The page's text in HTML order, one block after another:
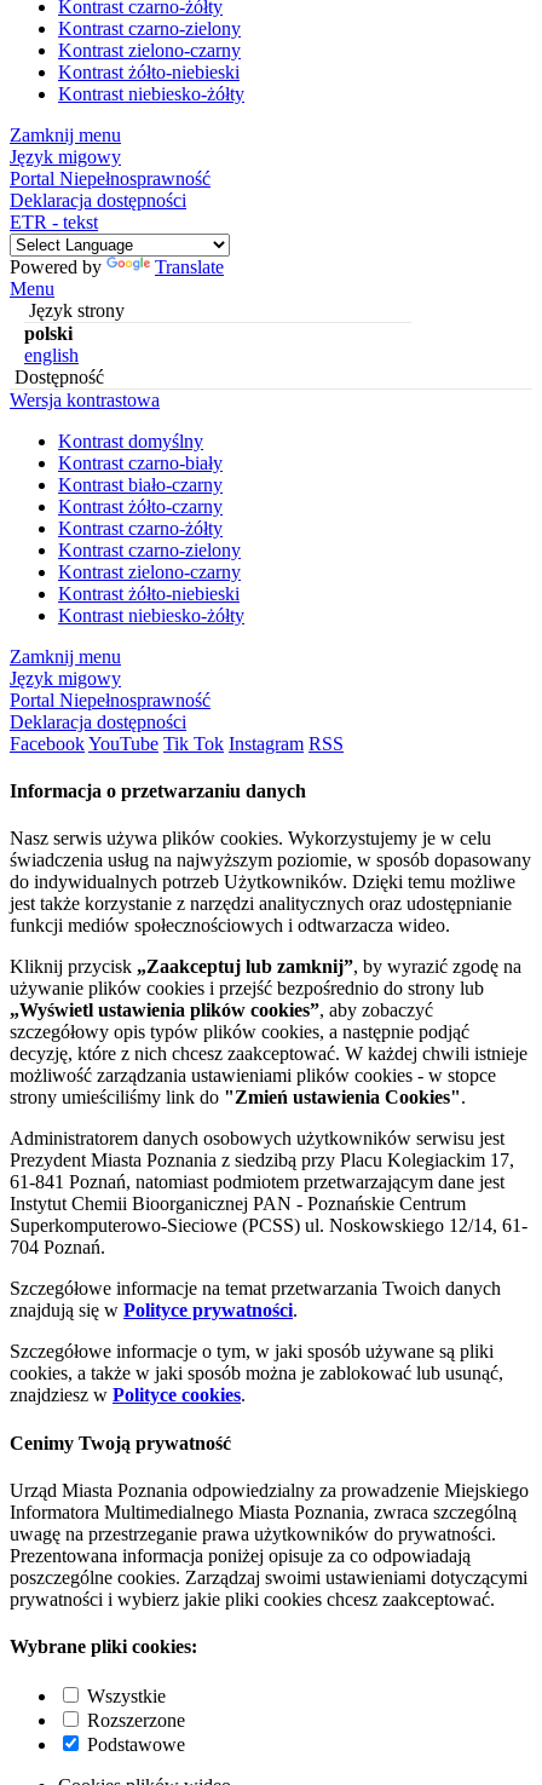
Kontrast czarno-żółty
Kontrast czarno-zielony
Kontrast zielono-czarny
Kontrast żółto-niebieski
Kontrast niebiesko-żółty
Zamknij menu
Język migowy
Portal Niepełnosprawność
Deklaracja dostępności
ETR - tekst
Powered by
Translate
Menu
Język strony
polski
english
Dostępność
Wersja kontrastowa
Kontrast domyślny
Kontrast czarno-biały
Kontrast biało-czarny
Kontrast żółto-czarny
Kontrast czarno-żółty
Kontrast czarno-zielony
Kontrast zielono-czarny
Kontrast żółto-niebieski
Kontrast niebiesko-żółty
Zamknij menu
Język migowy
Portal Niepełnosprawność
Deklaracja dostępności
FacebookYouTube Tik Tok Instagram RSS
Informacja o przetwarzaniu danych
Nasz serwis używa plików cookies. Wykorzystujemy je w celu
świadczenia usług na najwyższym poziomie, w sposób dopasowany
do indywidualnych potrzeb Użytkowników. Dzięki temu możliwe
jest także korzystanie z narzędzi analitycznych oraz udostępnianie
funkcji mediów społecznościowych i odtwarzacza wideo.
Kliknij przycisk „Zaakceptuj lub zamknij”, by wyrazić zgodę na
używanie plików cookies i przejść bezpośrednio do strony lub
„Wyświetl ustawienia plików cookies”, aby zobaczyć
szczegółowy opis typów plików cookies, a następnie podjąć
decyzję, które z nich chcesz zaakceptować. W każdej chwili istnieje
możliwość zarządzania ustawieniami plików cookies - w stopce
strony umieściliśmy link do "Zmień ustawienia Cookies".
Administratorem danych osobowych użytkowników serwisu jest
Prezydent Miasta Poznania z siedzibą przy Placu Kolegiackim 17,
61-841 Poznań, natomiast podmiotem przetwarzającym dane jest
Instytut Chemii Bioorganicznej PAN - Poznańskie Centrum
Superkomputerowo-Sieciowe (PCSS) ul. Noskowskiego 12/14, 61-
704 Poznań.
Szczegółowe informacje na temat przetwarzania Twoich danych
znajdują się w Polityce prywatności.
Szczegółowe informacje o tym, w jaki sposób używane są pliki
cookies, a także w jaki sposób można je zablokować lub usunąć,
znajdziesz w Polityce cookies.
Cenimy Twoją prywatność
Urząd Miasta Poznania odpowiedzialny za prowadzenie Miejskiego
Informatora Multimedialnego Miasta Poznania, zwraca szczególną
uwagę na przestrzeganie prawa użytkowników do prywatności.
Prezentowana informacja poniżej opisuje za co odpowiadają
poszczególne cookies. Zarządzaj swoimi ustawieniami dotyczącymi
prywatności i wybierz jakie pliki cookies chcesz zaakceptować.
Wybrane pliki cookies:
Wszystkie
Rozszerzone
Podstawowe